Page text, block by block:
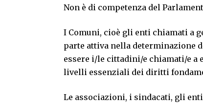
Non è di competenza del
I Comuni, cioè gli enti chiamati a
parte attiva nella determinazione
essere i/le cittadini/e chiamati/e
livelli essenziali dei diritti
Le associazioni, i sindacati, gli